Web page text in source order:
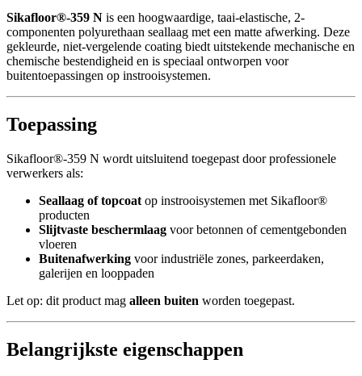
Sikafloor®-359 N is een hoogwaardige, taai-elastische, 2-
componenten polyurethaan seallaag met een matte afwerking. Deze
gekleurde, niet-vergelende coating biedt uitstekende mechanische en
chemische bestendigheid en is speciaal ontworpen voor
buitentoepassingen op instrooisystemen.
Toepassing
Sikafloor®-359 N wordt uitsluitend toegepast door professionele
verwerkers als:
Seallaag of topcoat op instrooisystemen met Sikafloor®
producten
Slijtvaste beschermlaag voor betonnen of cementgebonden
vloeren
Buitenafwerking voor industriële zones, parkeerdaken,
galerijen en looppaden
Let op: dit product mag alleen buiten worden toegepast.
Belangrijkste eigenschappen